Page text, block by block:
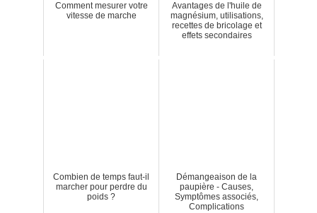
Comment mesurer votre
vitesse de marche
Avantages de l'huile de
magnésium, utilisations,
recettes de bricolage et
effets secondaires
Combien de temps faut-il
marcher pour perdre du
poids ?
Démangeaison de la
paupière - Causes,
Symptômes associés,
Complications